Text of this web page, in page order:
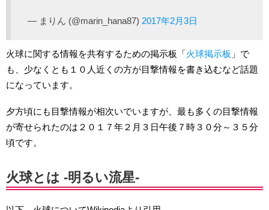
— まりん (@marin_hana87) 2017年2月3日
火球に関する情報を共有するための掲示板「火球掲示板 」で
も、少なくとも１０人近くの方が目撃情報を書き込むなど話題
になっています。
夕方頃にも目撃情報が相次いでいますが、最も多くの目撃情報
が寄せられたのは２０１７年２月３日午後７時３０分～３５分
頃です。
火球とは -明るい流星-